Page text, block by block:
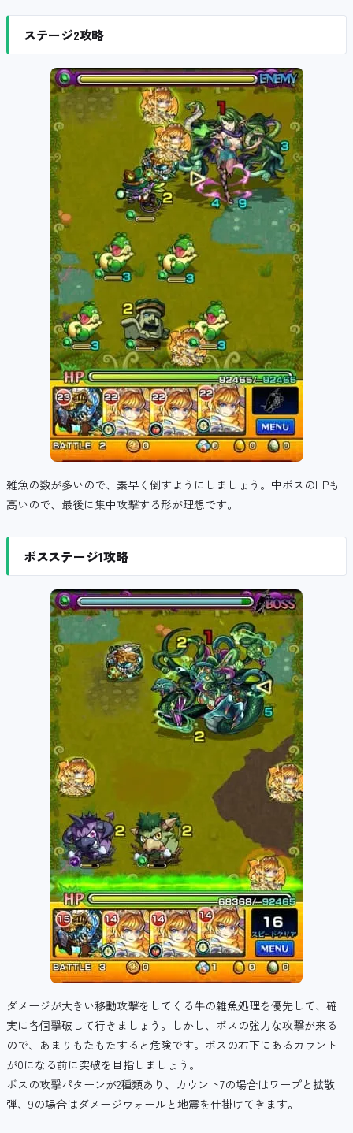
ステージ2攻略
雑魚の数が多いので、素早く倒すようにしましょう。中ボスのHPも
高いので、最後に集中攻撃する形が理想です。
ボスステージ1攻略
ダメージが大きい移動攻撃をしてくる牛の雑魚処理を優先して、確
実に各個撃破して行きましょう。しかし、ボスの強力な攻撃が来る
ので、あまりもたもたすると危険です。ボスの右下にあるカウント
が0になる前に突破を目指しましょう。
ボスの攻撃パターンが2種類あり、カウント7の場合はワープと拡散
弾、9の場合はダメージウォールと地震を仕掛けてきます。